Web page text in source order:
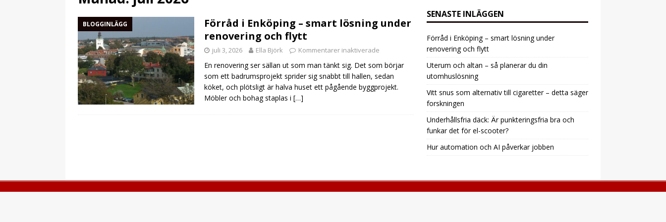
BLOGGINLÄGG
Förråd i Enköping – smart lösning under
renovering och flytt
juli 3, 2026 Ella Björk Kommentarer inaktiverade
En renovering ser sällan ut som man tänkt sig. Det som börjar
som ett badrumsprojekt sprider sig snabbt till hallen, sedan
köket, och plötsligt är halva huset ett pågående byggprojekt.
Möbler och bohag staplas i […]
SENASTE INLÄGGEN
Förråd i Enköping – smart lösning under
renovering och flytt
Uterum och altan – så planerar du din
utomhuslösning
Vitt snus som alternativ till cigaretter – detta säger
forskningen
Underhållsfria däck: Är punkteringsfria bra och
funkar det för el-scooter?
Hur automation och AI påverkar jobben